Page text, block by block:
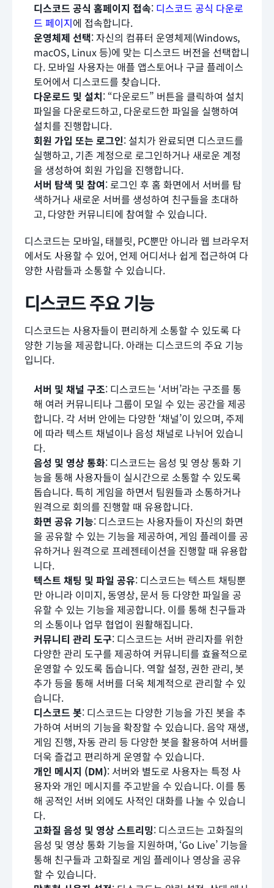
디스코드 공식 홈페이지 접속: 디스코드 공식 다운로
드 페이지에 접속합니다.
운영체제 선택: 자신의 컴퓨터 운영체제(Windows,
macOS, Linux 등)에 맞는 디스코드 버전을 선택합니
다. 모바일 사용자는 애플 앱스토어나 구글 플레이스
토어에서 디스코드를 찾습니다.
다운로드 및 설치: “다운로드” 버튼을 클릭하여 설치
파일을 다운로드하고, 다운로드한 파일을 실행하여
설치를 진행합니다.
회원 가입 또는 로그인: 설치가 완료되면 디스코드를
실행하고, 기존 계정으로 로그인하거나 새로운 계정
을 생성하여 회원 가입을 진행합니다.
서버 탐색 및 참여: 로그인 후 홈 화면에서 서버를 탐
색하거나 새로운 서버를 생성하여 친구들을 초대하
고, 다양한 커뮤니티에 참여할 수 있습니다.
디스코드는 모바일, 태블릿, PC뿐만 아니라 웹 브라우저
에서도 사용할 수 있어, 언제 어디서나 쉽게 접근하여 다
양한 사람들과 소통할 수 있습니다.
디스코드 주요 기능
디스코드는 사용자들이 편리하게 소통할 수 있도록 다
양한 기능을 제공합니다. 아래는 디스코드의 주요 기능
입니다.
서버 및 채널 구조: 디스코드는 ‘서버’라는 구조를 통
해 여러 커뮤니티나 그룹이 모일 수 있는 공간을 제공
합니다. 각 서버 안에는 다양한 ‘채널’이 있으며, 주제
에 따라 텍스트 채널이나 음성 채널로 나뉘어 있습니
다.
음성 및 영상 통화: 디스코드는 음성 및 영상 통화 기
능을 통해 사용자들이 실시간으로 소통할 수 있도록
돕습니다. 특히 게임을 하면서 팀원들과 소통하거나
원격으로 회의를 진행할 때 유용합니다.
화면 공유 기능: 디스코드는 사용자들이 자신의 화면
을 공유할 수 있는 기능을 제공하여, 게임 플레이를 공
유하거나 원격으로 프레젠테이션을 진행할 때 유용합
니다.
텍스트 채팅 및 파일 공유: 디스코드는 텍스트 채팅뿐
만 아니라 이미지, 동영상, 문서 등 다양한 파일을 공
유할 수 있는 기능을 제공합니다. 이를 통해 친구들과
의 소통이나 업무 협업이 원활해집니다.
커뮤니티 관리 도구: 디스코드는 서버 관리자를 위한
다양한 관리 도구를 제공하여 커뮤니티를 효율적으로
운영할 수 있도록 돕습니다. 역할 설정, 권한 관리, 봇
추가 등을 통해 서버를 더욱 체계적으로 관리할 수 있
습니다.
디스코드 봇: 디스코드는 다양한 기능을 가진 봇을 추
가하여 서버의 기능을 확장할 수 있습니다. 음악 재생,
게임 진행, 자동 관리 등 다양한 봇을 활용하여 서버를
더욱 즐겁고 편리하게 운영할 수 있습니다.
개인 메시지 (DM): 서버와 별도로 사용자는 특정 사
용자와 개인 메시지를 주고받을 수 있습니다. 이를 통
해 공적인 서버 외에도 사적인 대화를 나눌 수 있습니
다.
고화질 음성 및 영상 스트리밍: 디스코드는 고화질의
음성 및 영상 통화 기능을 지원하며, ‘Go Live’ 기능을
통해 친구들과 고화질로 게임 플레이나 영상을 공유
할 수 있습니다.